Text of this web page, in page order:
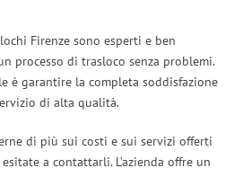
Firenze sono esperti e ben
processo di trasloco senza problemi.
è garantire la completa soddisfazione
di alta qualità.
di più sui costi e sui servizi offerti
a contattarli. L’azienda offre un